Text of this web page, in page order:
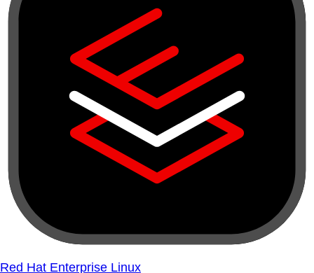
Red Hat Enterprise Linux